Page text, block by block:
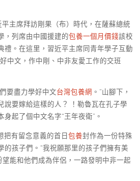
主席拜訪剛果（布）時代，在薩蘇總統
，列席由中國援建的包養一個月價錢該校
禮。在這里，習近平主席同青年學子互動
中文，作中剛、中非友愛工作的交班
要盡力學好中文台灣包養網 。”山腳下，
說要嫁給這樣的人？ ！勒魯瓦在孔子學
起了個中文名字“王年夜衛”。
把有留念意義的首日包養封作為一份特殊
的孩子們。“我祝願那里的孩子們擁有美
望能和他們成為伴侶，一路發明中非一起